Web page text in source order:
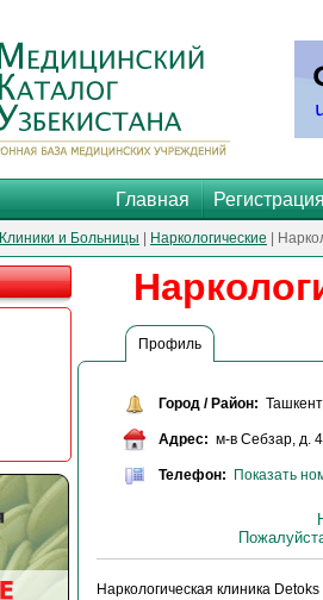
Главная
Клиники и Больницы Наркологические |
Профиль
Город / Район:
Адрес: м-в Себзар, д.
Телефон: Показать
Наркологическая клиника